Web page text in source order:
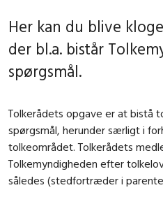
Her kan du blive
der bl.a. bistår
spørgsmål.
Tolkerådets opgave er at bistå
spørgsmål, herunder særligt i
tolkeområdet. Tolkerådets
Tolkemyndigheden efter
således (stedfortræder i